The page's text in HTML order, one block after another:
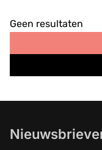
Geen resultaten